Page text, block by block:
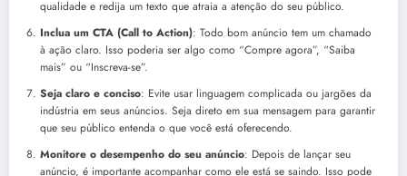
qualidade e redija um texto que atraia a atenção do seu público.
Inclua um CTA (Call to Action): Todo bom anúncio tem um chamado
à ação claro. Isso poderia ser algo como “Compre agora”, “Saiba
mais” ou “Inscreva-se”.
Seja claro e conciso: Evite usar linguagem complicada ou jargões da
indústria em seus anúncios. Seja direto em sua mensagem para garantir
que seu público entenda o que você está oferecendo.
Monitore o desempenho do seu anúncio: Depois de lançar seu
anúncio, é importante acompanhar como ele está se saindo. Isso pode